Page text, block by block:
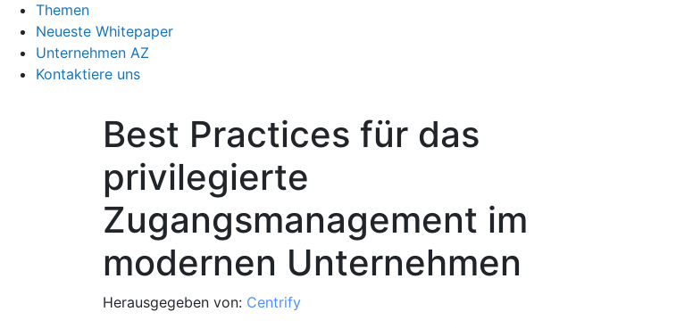
Themen
Neueste Whitepaper
Unternehmen AZ
Kontaktiere uns
Best Practices für das
privilegierte
Zugangsmanagement im
modernen Unternehmen
Herausgegeben von: Centrify